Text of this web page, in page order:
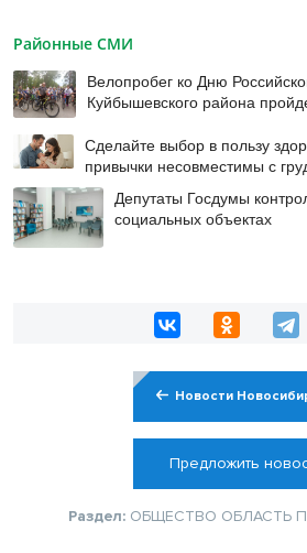
Районные СМИ
Велопробег ко Дню
Куйбышевского района
Сделайте выбор в пользу
привычки несовместимы с
Депутаты Госдумы
социальных объектах
Новости
Предложить
Раздел: ОБЩЕСТВО ОБЛАСТЬ